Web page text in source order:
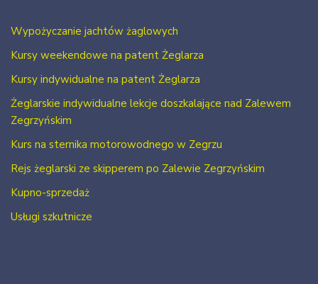
Wypożyczanie jachtów żaglowych
Kursy weekendowe na patent Żeglarza
Kursy indywidualne na patent Żeglarza
Żeglarskie indywidualne lekcje doszkalające nad Zalewem
Zegrzyńskim
Kurs na sternika motorowodnego w Zegrzu
Rejs żeglarski ze skipperem po Zalewie Zegrzyńskim
Kupno-sprzedaż
Usługi szkutnicze